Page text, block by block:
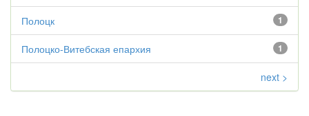
1
Полоцк
1
Полоцко-Витебская епархия
next >